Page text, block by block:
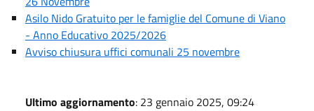
Asilo Nido Gratuito per le famiglie del Comune di Viano
- Anno Educativo 2025/2026
Avviso chiusura uffici comunali 25 novembre
Ultimo aggiornamento: 23 gennaio 2025, 09:24